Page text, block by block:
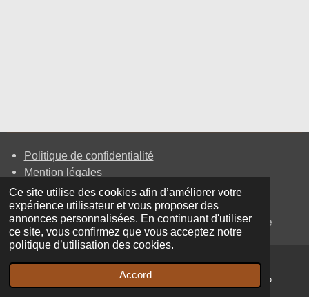
Ce site utilise des cookies afin d’améliorer votre
expérience utilisateur et vous proposer des
annonces personnalisées. En continuant d'utiliser
ce site, vous confirmez que vous acceptez notre
politique d’utilisation des cookies.
Accord
Politique de confidentialité
Mention légales
Cookies
© 2026 Ponçage parquet Grenoble
Téléphone WhatsApp